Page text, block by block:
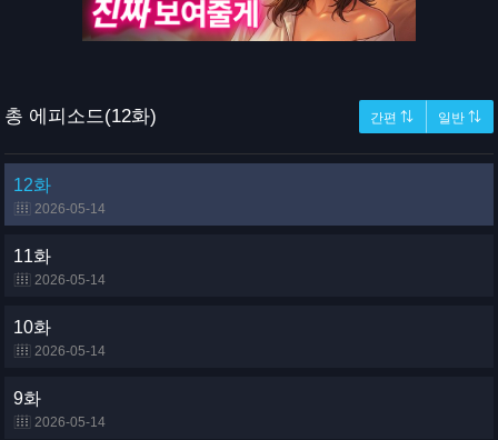
총 에피소드(12화) 간편 ⇅ 일반 ⇅
12화
2026-05-14
11화
2026-05-14
10화
2026-05-14
9화
2026-05-14